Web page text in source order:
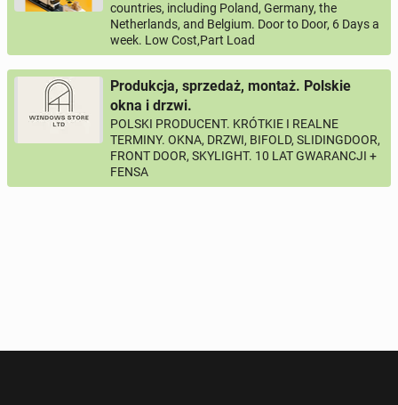
Twój telefon
Numer telefon wg wzoru NR KIERUNKOWY KRAJU NR TELEFONU , np.:
7123456789 lub +48 221234567
Pytanie aktywujące
countries, including Poland, Germany, the
Netherlands, and Belgium. Door to Door, 6 Days a
week. Low Cost,Part Load
Produkcja, sprzedaż, montaż. Polskie
okna i drzwi.
POLSKI PRODUCENT. KRÓTKIE I REALNE
TERMINY. OKNA, DRZWI, BIFOLD, SLIDINGDOOR,
FRONT DOOR, SKYLIGHT. 10 LAT GWARANCJI +
FENSA